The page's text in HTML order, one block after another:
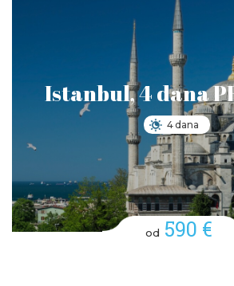
Istanbul, 4 dana
4 dana
od 590 €